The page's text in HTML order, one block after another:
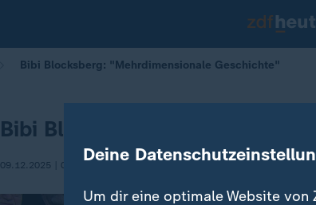
Bibi Blocksberg: "Mehrdimensionale Geschichte"
Bibi Blocksberg:
09.12.2025 | 05:30 Deine
Um dir eine optimale Website von